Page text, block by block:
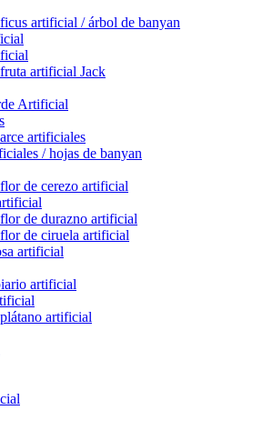
artificial / árbol de banyan
artificial Jack
Artificial
artificiales
/ hojas de banyan
de cerezo artificial
de durazno artificial
de ciruela artificial
artificial
artificial
artificial